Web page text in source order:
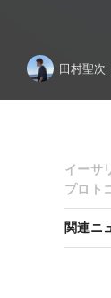
田村聖次
イーサ
プロト
関連ニ